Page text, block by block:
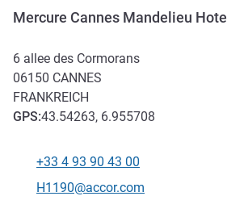
Mercure Cannes Mandelieu Hotel
6 allee des Cormorans
06150 CANNES
FRANKREICH
GPS:43.54263, 6.955708
+33 4 93 90 43 00
Kontakt-E-Mail
H1190@accor.com